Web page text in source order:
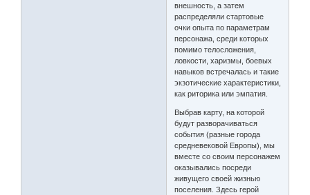
внешность, а затем
распределяли стартовые
очки опыта по параметрам
персонажа, среди которых
помимо телосложения,
ловкости, харизмы, боевых
навыков встречалась и такие
экзотические характеристики,
как риторика или эмпатия.
Выбрав карту, на которой
будут разворачиваться
события (разные города
средневековой Европы), мы
вместе со своим персонажем
оказывались посреди
живущего своей жизнью
поселения. Здесь герой